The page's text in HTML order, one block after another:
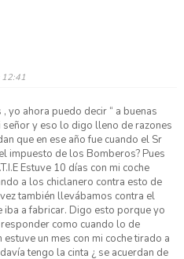
12:41
yo ahora puedo decir “ a buenas
señor y eso lo digo lleno de razones
que en ese año fue cuando el Sr
impuesto de los Bomberos? Pues
Estuve 10 días con mi coche
a los chiclanero contra esto de
también llevábamos contra el
iba a fabricar. Digo esto porque yo
como cuando lo de
un mes con mi coche tirado a
tengo la cinta ¿ se acuerdan de